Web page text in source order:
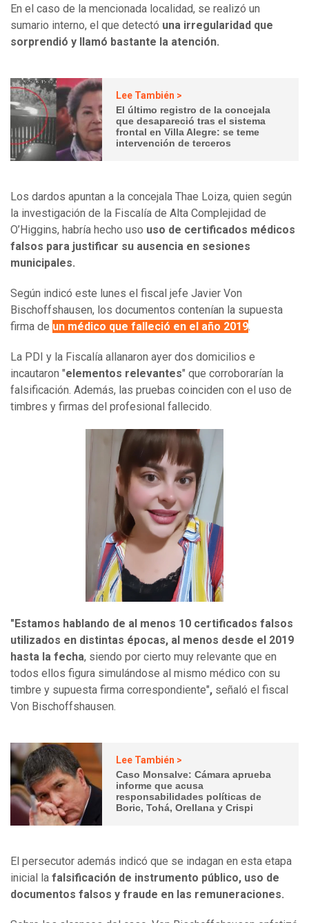
En el caso de la mencionada localidad, se realizó un
sumario interno, el que detectó una irregularidad que
sorprendió y llamó bastante la atención.
Lee También >
El último registro de la concejala
que desapareció tras el sistema
frontal en Villa Alegre: se teme
intervención de terceros
Los dardos apuntan a la concejala Thae Loiza, quien según
la investigación de la Fiscalía de Alta Complejidad de
O’Higgins, habría hecho uso uso de certificados médicos
falsos para justificar su ausencia en sesiones
municipales.
Según indicó este lunes el fiscal jefe Javier Von
Bischoffshausen, los documentos contenían la supuesta
firma de un médico que falleció en el año 2019.
La PDI y la Fiscalía allanaron ayer dos domicilios e
incautaron "elementos relevantes" que corroborarían la
falsificación. Además, las pruebas coinciden con el uso de
timbres y firmas del profesional fallecido.
"Estamos hablando de al menos 10 certificados falsos
utilizados en distintas épocas, al menos desde el 2019
hasta la fecha, siendo por cierto muy relevante que en
todos ellos figura simulándose al mismo médico con su
timbre y supuesta firma correspondiente", señaló el fiscal
Von Bischoffshausen.
Lee También >
Caso Monsalve: Cámara aprueba
informe que acusa
responsabilidades políticas de
Boric, Tohá, Orellana y Crispi
El persecutor además indicó que se indagan en esta etapa
inicial la falsificación de instrumento público, uso de
documentos falsos y fraude en las remuneraciones.